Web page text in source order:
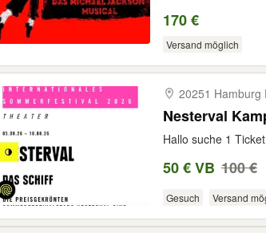
170 €
Versand möglich
20251 Hamburg
Nesterval
Hallo suche 1
50 € VB 100 €
Gesuch Versand